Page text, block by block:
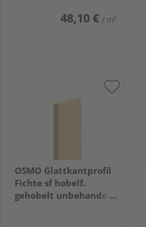
48,10 € / m²
OSMO Glattkantprofil
Fichte sf hobelf.
gehobelt unbehandelt